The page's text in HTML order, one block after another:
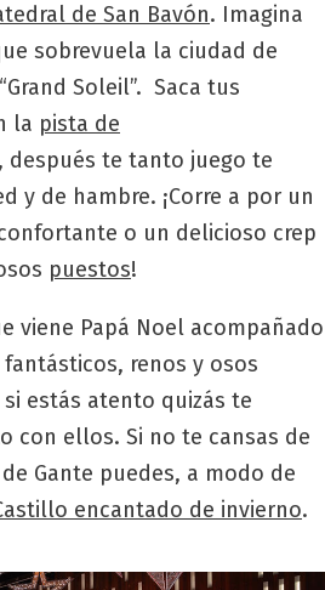
de San Bavón. Imagina
sobrevuela la ciudad de
Soleil”. Saca tus
la pista de
después te tanto juego te
y de hambre. ¡Corre a por un
o un delicioso crep
puestos!
viene Papá Noel acompañado
renos y osos
estás atento quizás te
con ellos. Si no te cansas de
Gante puedes, a modo de
encantado de invierno.